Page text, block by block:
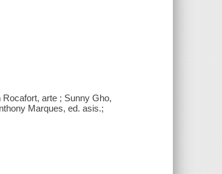
arte ; Sunny Gho,
Marques, ed. asis.;